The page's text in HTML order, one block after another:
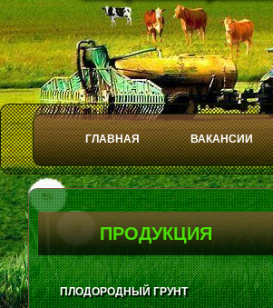
ГЛАВНАЯ ВАКАНСИИ
Play
Stop
ПРОДУКЦИЯ
ПЛОДОРОДНЫЙ ГРУНТ